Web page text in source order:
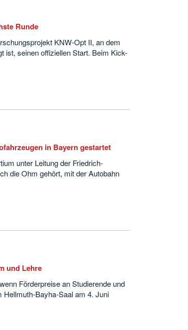
Runde
KNW-Opt II, an dem
ist, seinen offiziellen Start. Beim Kick-
in Bayern gestartet
unter Leitung der Friedrich-
die Ohm gehört, mit der Autobahn
und Lehre
Förderpreise an Studierende und
Hellmuth-Bayha-Saal am 4. Juni